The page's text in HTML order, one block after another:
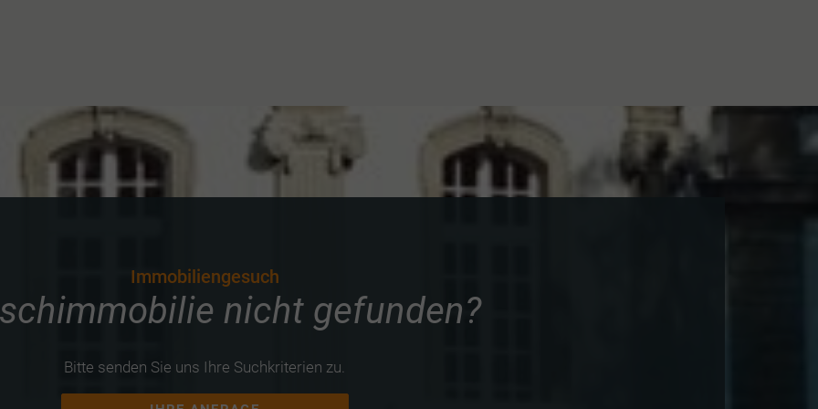
Immobiliengesuch
nicht gefunden?
Bitte senden Sie uns Ihre Suchkriterien zu.